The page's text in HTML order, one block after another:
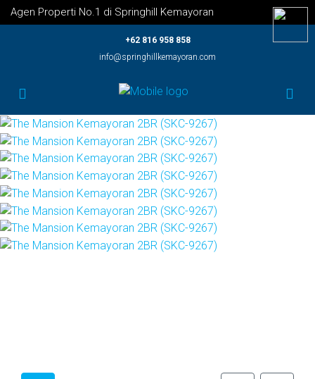
Agen Properti No.1 di Springhill Kemayoran
+62 816 958 858
info@springhillkemayoran.com